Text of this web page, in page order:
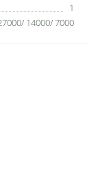
1
14000/ 7000